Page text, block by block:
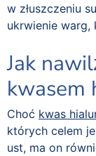
w złuszczeniu
ukrwienie warg,
Jak
kwasem
Choć kwas
których celem
ust, ma on